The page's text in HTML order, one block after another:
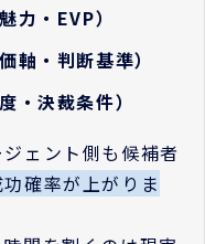
力・EVP）
軸・判断基準）
・決裁条件）
ェント側も候補者
確率が上がりま